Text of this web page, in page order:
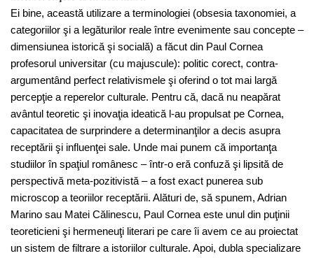
Ei bine, această utilizare a terminologiei (obsesia taxonomiei, a
categoriilor şi a legăturilor reale între evenimente sau concepte –
dimensiunea istorică şi socială) a făcut din Paul Cornea
profesorul universitar (cu majuscule): politic corect, contra-
argumentând perfect relativismele şi oferind o tot mai largă
percepţie a reperelor culturale. Pentru că, dacă nu neapărat
avântul teoretic şi inovaţia ideatică l-au propulsat pe Cornea,
capacitatea de surprindere a determinanţilor a decis asupra
receptării şi influenţei sale. Unde mai punem că importanţa
studiilor în spaţiul românesc – într-o eră confuză şi lipsită de
perspectivă meta-pozitivistă – a fost exact punerea sub
microscop a teoriilor receptării. Alături de, să spunem, Adrian
Marino sau Matei Călinescu, Paul Cornea este unul din puţinii
teoreticieni şi hermeneuţi literari pe care îi avem ce au proiectat
un sistem de filtrare a istoriilor culturale. Apoi, dubla specializare